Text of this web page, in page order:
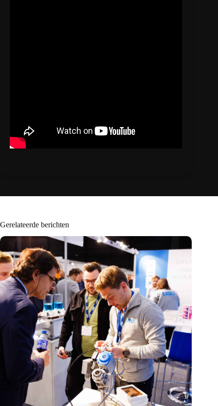
Gerelateerde berichten